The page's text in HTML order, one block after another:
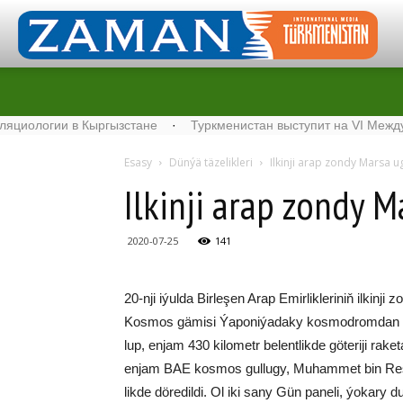
в Кыргызстане · Туркменистан выступит на VI
Esasy Dünýä täzelikleri Il­kin­ji arap zon­dy Mar­sa
Il­kin­ji arap zon­dy
2020-07-25 141
20-nji iýulda Bir­le­şen Arap Emir­lik­le­ri­niň il­kin­ji
Kosmos gämisi Ýa­po­ni­ýa­daky
lup, en­jam 430 ki­lo­metr be­lent­lik­de gö­te­ri­ji
en­jam BAE kos­mos gul­lu­gy, Mu­ham­met bin
lik­de dö­re­dil­di. Ol iki sa­ny Gün pa­ne­li, ýo­ka­ry